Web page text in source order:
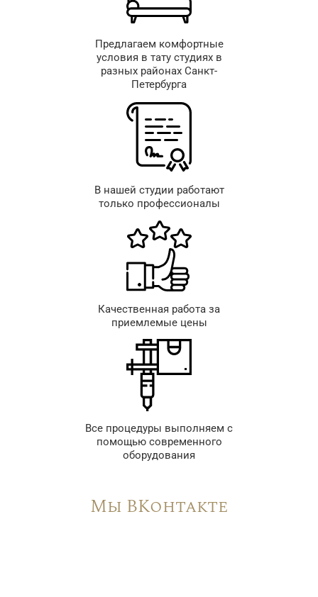
Предлагаем комфортные
условия в тату студиях в
разных районах Санкт-
Петербурга
В нашей студии работают
только профессионалы
Качественная работа за
приемлемые цены
Все процедуры выполняем с
помощью современного
оборудования
Мы ВКонтакте